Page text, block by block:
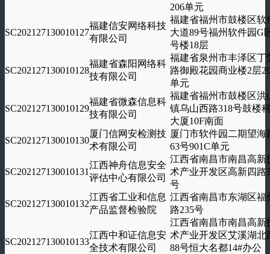
206单元
SC202127130010127
福建信安网络科技
有限公司
福建省福州市鼓楼区软
大道89号福州软件园G
号楼18层
SC202127130010128
福建省森阳网络科
技有限公司
福建省泉州市丰泽区丁
路御殿花园商业楼2层
单元
SC202127130010129
福建省微森信息科
技有限公司
福建省福州市鼓楼区洪
镇乌山西路318号鼓楼
大厦10F南面
SC202127130010130
厦门信网安检测技
术有限公司
厦门市软件园二期望海
63号901C单元
SC202127130010131
江西神舟信息安全
评估中心有限公司
江西省南昌市南昌高新
术产业开发区高新四路
号
SC202127130010132
江西省工业和信息
产品监督检验院
江西省南昌市东湖区福
路235号
SC202127130010133
江西中和证信息安
全技术有限公司
江西省南昌市南昌高新
术产业开发区艾溪湖北
88号恒大名都14#办公